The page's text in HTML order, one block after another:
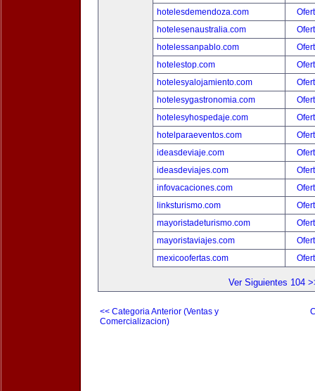
hotelesdemendoza.com
hotelesenaustralia.com
hotelessanpablo.com
hotelestop.com
hotelesyalojamiento.com
hotelesygastronomia.com
hotelesyhospedaje.com
hotelparaeventos.com
ideasdeviaje.com
ideasdeviajes.com
infovacaciones.com
linksturismo.com
mayoristadeturismo.com
mayoristaviajes.com
mexicoofertas.com
Ver Siguientes 104
<< Categoria Anterior (Ventas y
Comercializacion)